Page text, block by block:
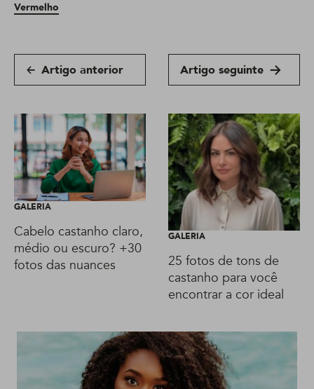
Vermelho
Artigo anterior Artigo seguinte
GALERIA
Cabelo castanho claro,
médio ou escuro? +30
fotos das nuances
GALERIA
25 fotos de tons de
castanho para você
encontrar a cor ideal